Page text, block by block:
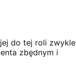
do tej roli zwykle
zbędnym i